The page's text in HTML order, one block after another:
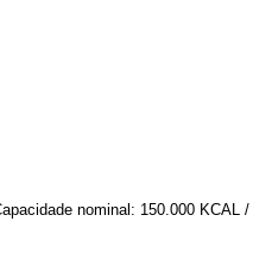
nominal: 150.000 KCAL